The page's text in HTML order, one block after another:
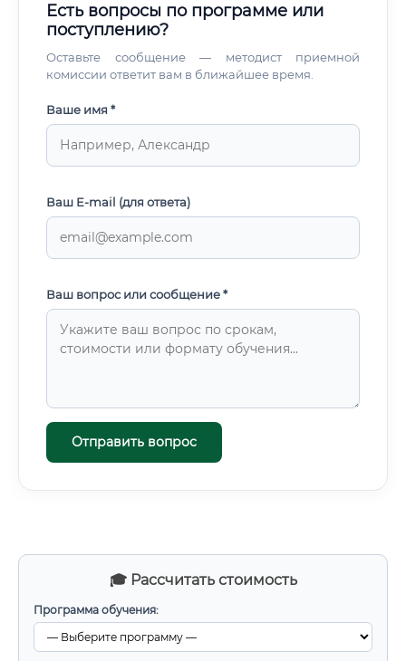
🎓 Рассчитать стоимость
Программа обучения:
Есть вопросы по программе или
поступлению?
Оставьте сообщение — методист приемной
комиссии ответит вам в ближайшее время.
Ваше имя *
Ваш E-mail (для ответа)
Ваш вопрос или сообщение *
Отправить вопрос